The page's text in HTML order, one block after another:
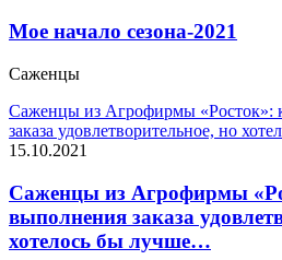
Мое начало сезона-2021
Саженцы
Саженцы из Агрофирмы «Росток»:
заказа удовлетворительное, но
15.10.2021
Саженцы из Агрофирмы
выполнения заказа
хотелось бы лучше…